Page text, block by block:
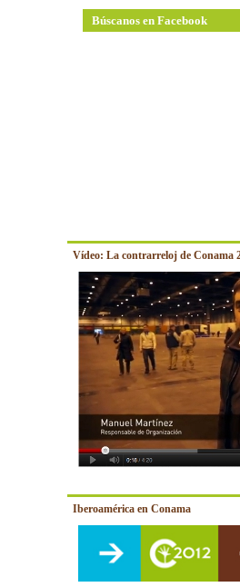
Búscanos en Facebook
Vídeo: La contrarreloj de Conama
Iberoamérica en Conama